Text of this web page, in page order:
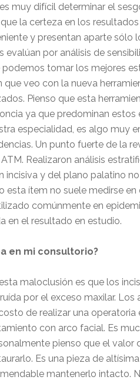
muy difícil determinar el
la certeza en los
y presentan aparte sólo
por análisis de
tomar los mejores
que veo con la nueva
Pienso que esta
ya que predominan estos
especialidad, es algo muy
Un punto fuerte de la
Realizaron análisis
incisiva y del plano palatino
esta ítem no suele medirse
comúnmente en
en el resultado en estudio.
en mi consultorio?
maloclusión es que los
por el exceso maxilar. Los
de realizar una operatoria
con arco facial. Es
pienso que el valor
Es una pieza de
mantenerlo intacto.